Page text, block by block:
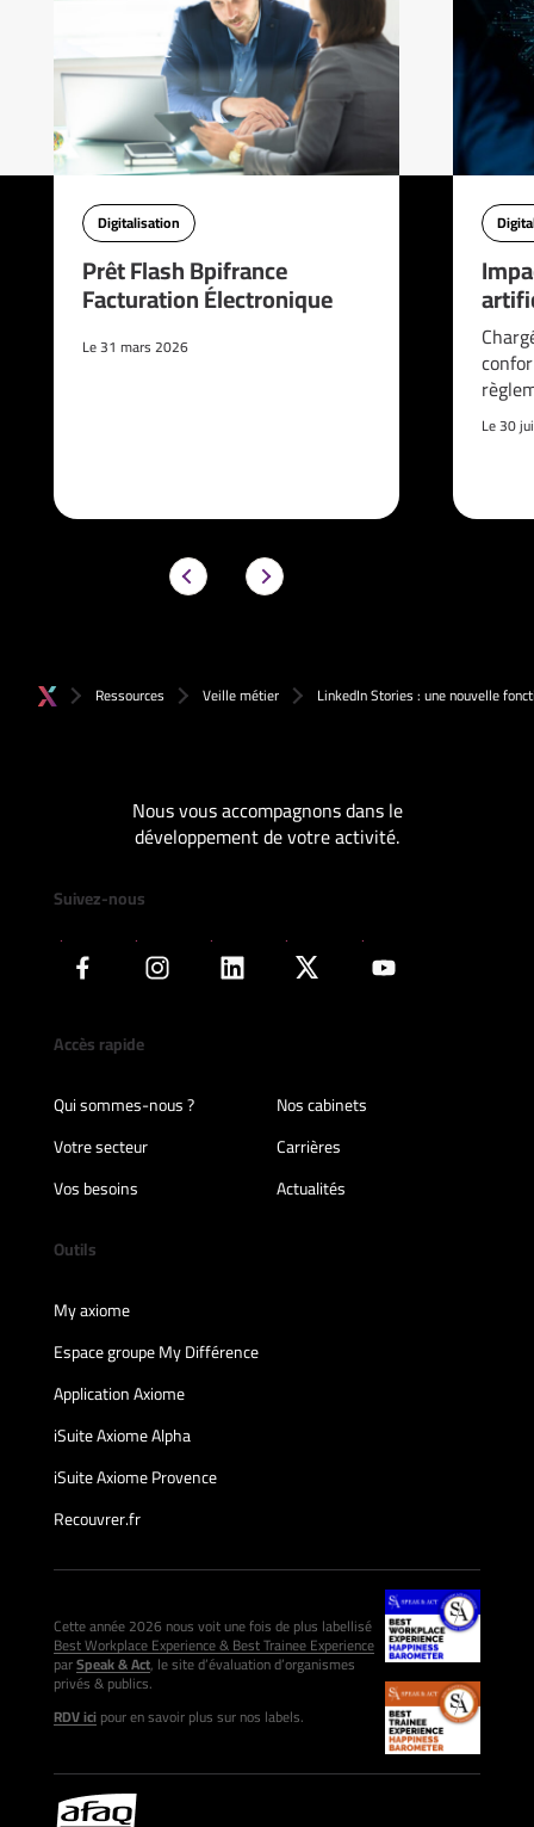
Digitalisation
Prêt Flash Bpifrance
Facturation Électronique
Le 31 mars 2026
Le 30
Ressources Veille métier LinkedIn Stories : une nouvelle
Nous vous accompagnons dans le
développement de votre activité.
Suivez-nous
Accès rapide
Qui sommes-nous ?
Nos cabinets
Votre secteur
Carrières
Vos besoins
Actualités
Outils
My axiome
Espace groupe My Différence
Application Axiome
iSuite Axiome Alpha
iSuite Axiome Provence
Recouvrer.fr
Cette année 2026 nous voit une fois de plus labellisé
Best Workplace Experience & Best Trainee Experience
parSpeak & Act, le site d’évaluation d’organismes
privés & publics.
RDV icipour en savoir plus sur nos labels.